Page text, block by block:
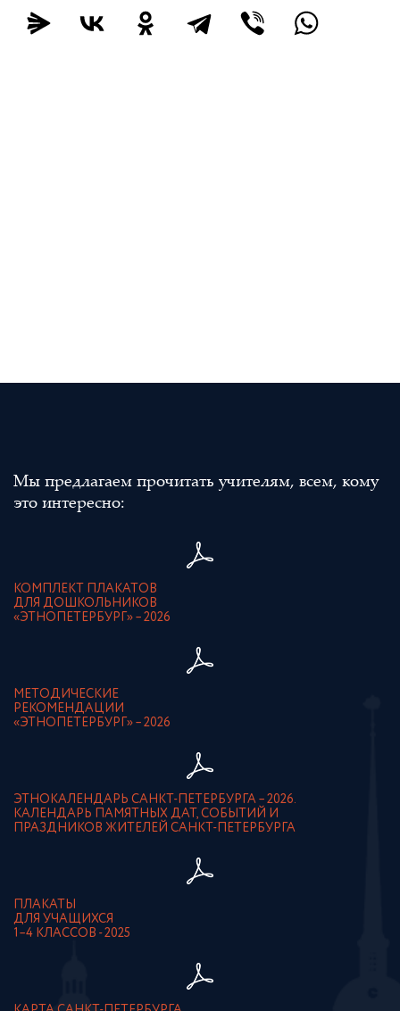
Мы предлагаем прочитать учителям, всем, кому
это интересно:
КОМПЛЕКТ ПЛАКАТОВ
ДЛЯ ДОШКОЛЬНИКОВ
«ЭТНОПЕТЕРБУРГ» – 2026
МЕТОДИЧЕСКИЕ
РЕКОМЕНДАЦИИ
«ЭТНОПЕТЕРБУРГ» – 2026
ЭТНОКАЛЕНДАРЬ САНКТ-ПЕТЕРБУРГА – 2026.
КАЛЕНДАРЬ ПАМЯТНЫХ ДАТ, СОБЫТИЙ И
ПРАЗДНИКОВ ЖИТЕЛЕЙ САНКТ-ПЕТЕРБУРГА
ПЛАКАТЫ
ДЛЯ УЧАЩИХСЯ
1–4 КЛАССОВ - 2025